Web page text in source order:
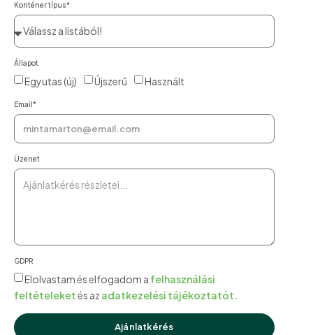
Konténer típus*
Állapot
Egyutas (új) Újszerű Használt
Email*
Üzenet
GDPR
Elolvastam és elfogadom a felhasználási
feltételeketés az adatkezelési tájékoztatót.
Ajánlatkérés